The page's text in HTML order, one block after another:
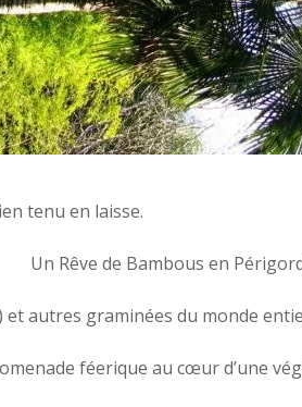
tenu en laisse.
Un Rêve de Bambous en
autres graminées du monde
féerique au cœur d’une